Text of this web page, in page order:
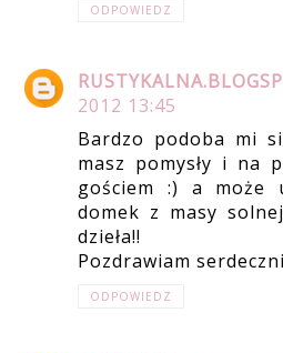
ODPOWIEDZ
2012 13:45
Bardzo podoba mi
masz pomysły i na
gościem :) a może
domek z masy
dzieła!!
Pozdrawiam
ODPOWIEDZ